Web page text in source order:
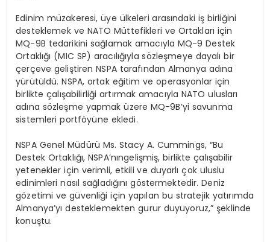
Edinim müzakeresi, üye ülkeleri arasındaki iş birliğini
desteklemek ve NATO Müttefikleri ve Ortakları için
MQ-9B tedarikini sağlamak amacıyla MQ-9 Destek
Ortaklığı (MIC SP) aracılığıyla sözleşmeye dayalı bir
çerçeve geliştiren NSPA tarafından Almanya adına
yürütüldü. NSPA, ortak eğitim ve operasyonlar için
birlikte çalışabilirliği artırmak amacıyla NATO ulusları
adına sözleşme yapmak üzere MQ-9B’yi savunma
sistemleriportföyüne ekledi.
NSPA Genel Müdürü Ms.StacyA. Cummings, “Bu
Destek Ortaklığı,NSPA’nıngelişmiş, birlikte çalışabilir
yetenekler için verimli, etkili ve duyarlı çok uluslu
edinimleri nasıl sağladığını göstermektedir. Deniz
gözetimi vegüvenliği için yapılan bu stratejik yatırımda
Almanya’yı desteklemekten gurur duyuyoruz,” şeklinde
konuştu.